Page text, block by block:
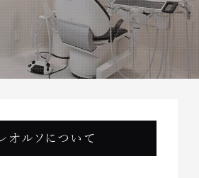
オルソについて